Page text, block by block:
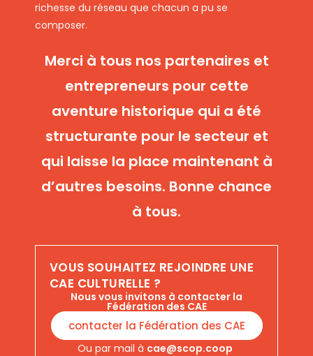
richesse du réseau que chacun a pu se
composer.
Merci à tous nos partenaires et
entrepreneurs pour cette
aventure historique qui a été
structurante pour le secteur et
qui laisse la place maintenant à
d’autres besoins. Bonne chance
à tous.
VOUS SOUHAITEZ REJOINDRE UNE
CAE CULTURELLE ?
Nous vous invitons à contacter la
Fédération des CAE
contacter la Fédération des CAE
Ou par mail à cae@scop.coop